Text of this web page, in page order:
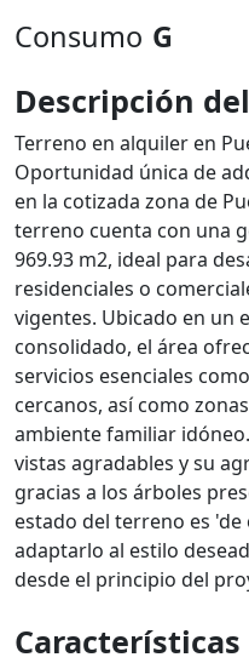
Consumo G
Descripción
Terreno en alquiler en
Oportunidad única de
en la cotizada zona de
terreno cuenta con una
969.93 m2, ideal para
residenciales o
vigentes. Ubicado en un
consolidado, el área
servicios esenciales
cercanos, así como
ambiente familiar
vistas agradables y su
gracias a los árboles
estado del terreno es
adaptarlo al estilo
desde el principio del
Características